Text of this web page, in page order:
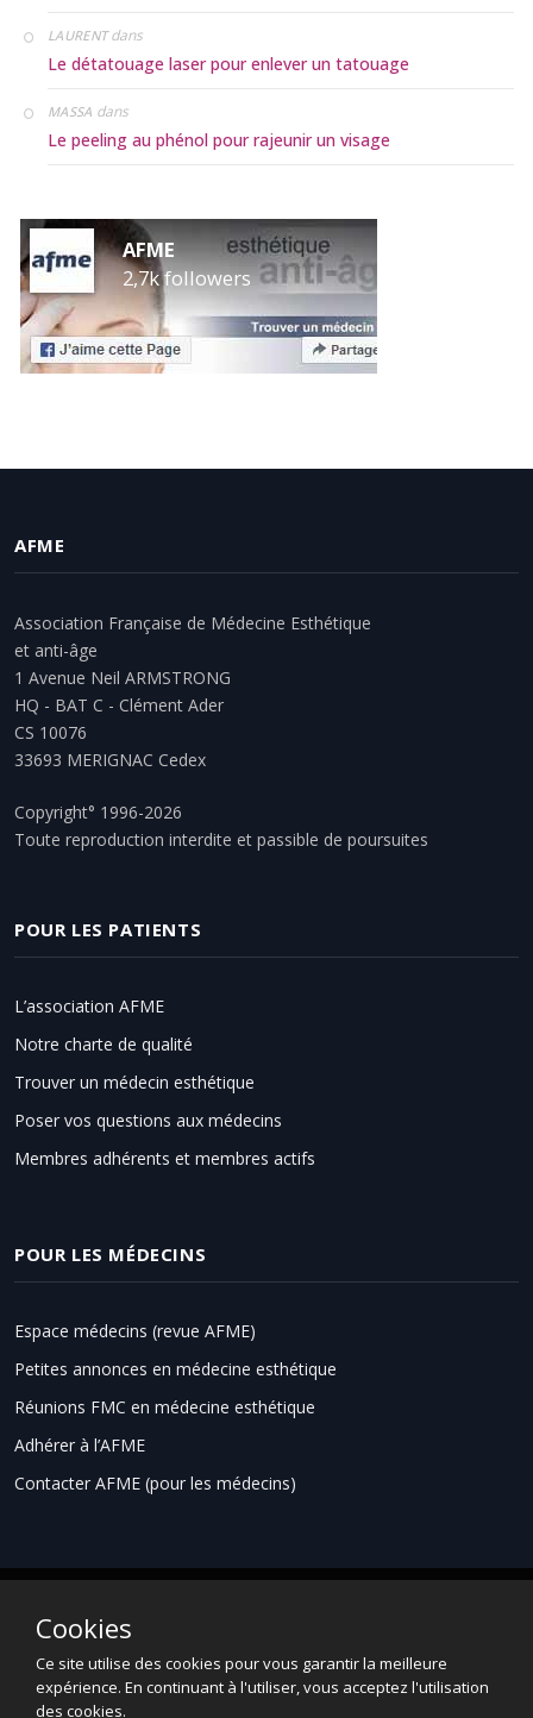
LAURENTdans
Le détatouage laser pour enlever un tatouage
MASSA dans
Le peeling au phénol pour rajeunir un visage
AFME
2,7k followers
AFME
Association Française de Médecine Esthétique
et anti-âge
1 Avenue Neil ARMSTRONG
HQ - BAT C - Clément Ader
CS 10076
33693 MERIGNAC Cedex
Copyright° 1996-2026
Toute reproduction interdite et passible de poursuites
POUR LES PATIENTS
L’association AFME
Notre charte de qualité
Trouver un médecin esthétique
Poser vos questions aux médecins
Membres adhérents et membres actifs
POUR LES MÉDECINS
Espace médecins (revue AFME)
Petites annonces en médecine esthétique
Réunions FMC en médecine esthétique
Adhérer à l’AFME
Contacter AFME (pour les médecins)
Espace grand public
Informations légales
Données Personnelles
Contact
Cookies
Ce site utilise des cookies pour vous garantir la meilleure
expérience. En continuant à l'utiliser, vous acceptez l'utilisation
des cookies.